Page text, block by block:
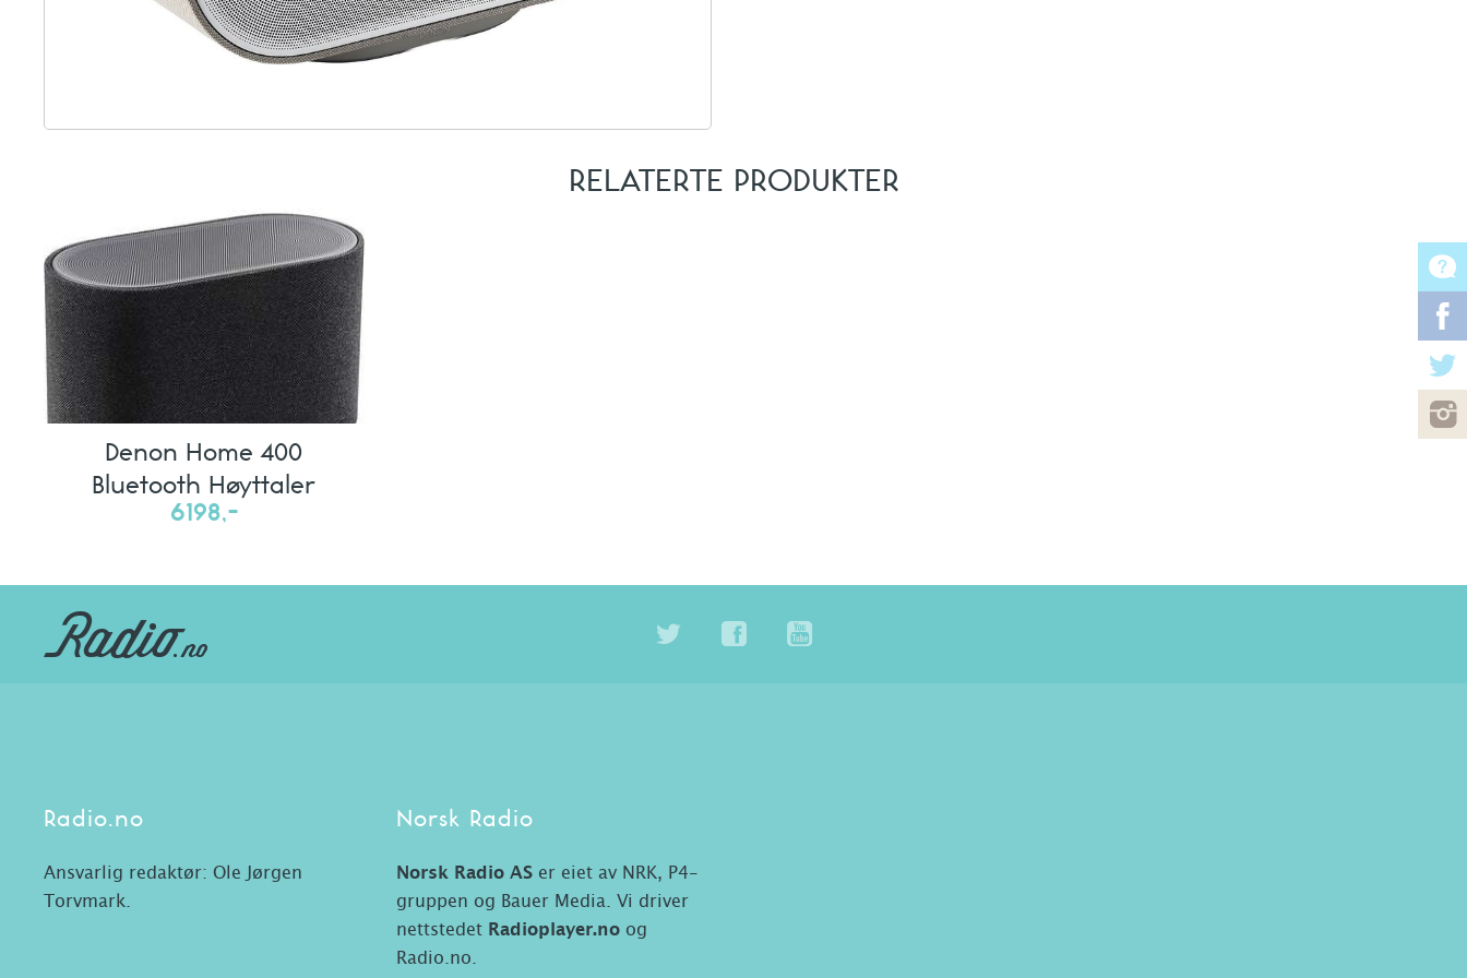
RELATERTE PRODUKTER
Denon Home 400
Bluetooth Høyttaler
6198,-
Radio.no
Ansvarlig redaktør: Ole Jørgen
Torvmark.
Norsk Radio
Norsk Radio AS er eiet av NRK, P4-
gruppen og Bauer Media. Vi driver
nettstedet Radioplayer.no og
Radio.no.